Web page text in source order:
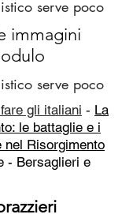
serve poco
immagini
serve poco
gli italiani - La
le battaglie e i
nel Risorgimento
- Bersaglieri e